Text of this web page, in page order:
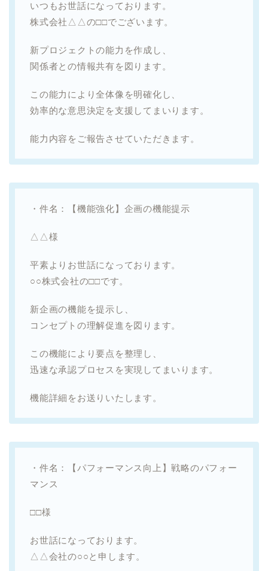
いつもお世話になっております。
株式会社△△の□□でございます。
新プロジェクトの能力を作成し、
関係者との情報共有を図ります。
この能力により全体像を明確化し、
効率的な意思決定を支援してまいります。
能力内容をご報告させていただきます。
・件名：【機能強化】企画の機能提示
△△様
平素よりお世話になっております。
○○株式会社の□□です。
新企画の機能を提示し、
コンセプトの理解促進を図ります。
この機能により要点を整理し、
迅速な承認プロセスを実現してまいります。
機能詳細をお送りいたします。
・件名：【パフォーマンス向上】戦略のパフォー
マンス
□□様
お世話になっております。
△△会社の○○と申します。